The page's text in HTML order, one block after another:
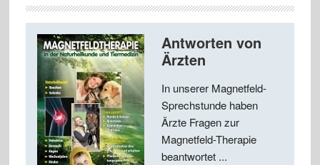
Antworten von
Ärzten
In unserer Magnetfeld-
Sprechstunde haben
Ärzte Fragen zur
Magnetfeld-Therapie
beantwortet ...